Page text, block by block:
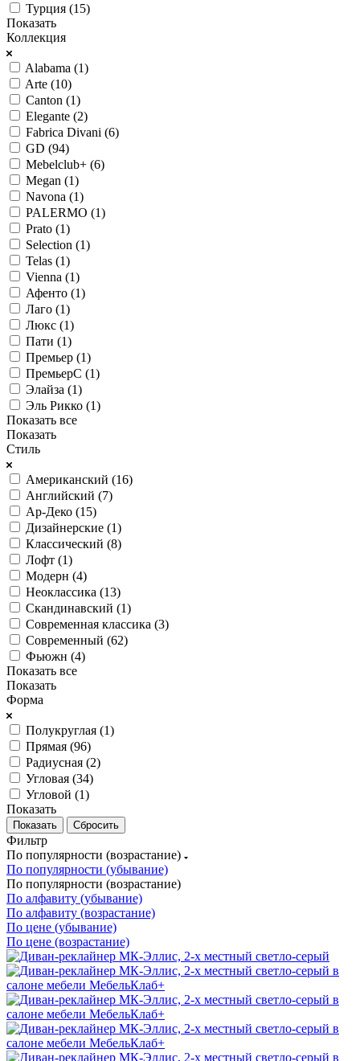
Турция (15)
Показать
Коллекция
Alabama (1)
Arte (10)
Canton (1)
Elegante (2)
Fabrica Divani (6)
GD (94)
Mebelclub+ (6)
Megan (1)
Navona (1)
PALERMO (1)
Prato (1)
Selection (1)
Telas (1)
Vienna (1)
Афенто (1)
Лаго (1)
Люкс (1)
Пати (1)
Премьер (1)
ПремьерС (1)
Элайза (1)
Эль Рикко (1)
Показать все
Показать
Стиль
Американский (16)
Английский (7)
Ар-Деко (15)
Дизайнерские (1)
Классический (8)
Лофт (1)
Модерн (4)
Неоклассика (13)
Скандинавский (1)
Современная классика (3)
Современный (62)
Фьюжн (4)
Показать все
Показать
Форма
Полукруглая (1)
Прямая (96)
Радиусная (2)
Угловая (34)
Угловой (1)
Показать
Сбросить
Фильтр
По популярности (возрастание)
По популярности (убывание)
По популярности (возрастание)
По алфавиту (убывание)
По алфавиту (возрастание)
По цене (убывание)
По цене (возрастание)